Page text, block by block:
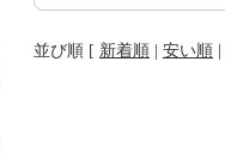
並び順 [ 新着順 安い順